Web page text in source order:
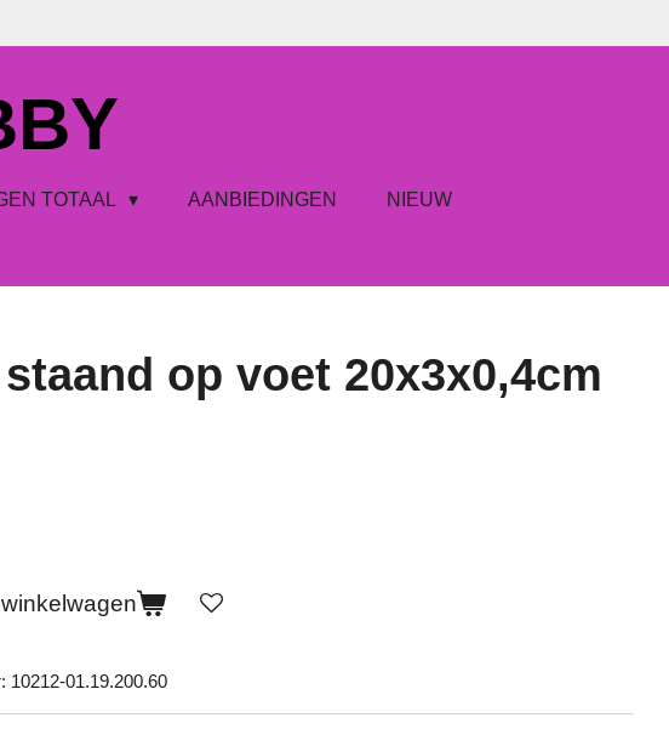
TOTAAL AANBIEDINGEN
NIEUW
op voet 20x3x0,4cm
10212-01.19.200.60